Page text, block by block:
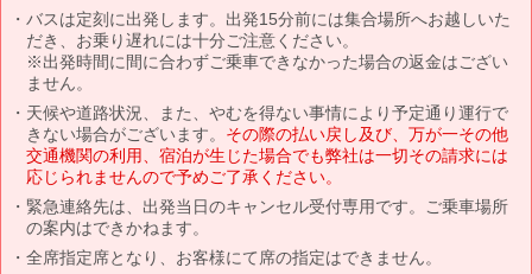
バスは定刻に出発します。出発15分前には集合場所へお越しいた
だき、お乗り遅れには十分ご注意ください。
※出発時間に間に合わずご乗車できなかった場合の返金はござい
ません。
天候や道路状況、また、やむを得ない事情により予定通り運行で
きない場合がございます。 その際の払い戻し及び、万が一その他
交通機関の利用、宿泊が生じた場合でも弊社は一切その請求には
応じられませんので予めご了承ください。
緊急連絡先は、出発当日のキャンセル受付専用です。ご乗車場所
の案内はできかねます。
全席指定席となり、お客様にて席の指定はできません。